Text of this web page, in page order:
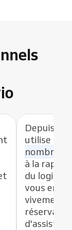
Depuis
utilise
nombre
à la
du logiciel
vous en
vivement